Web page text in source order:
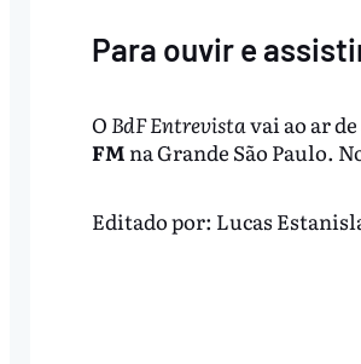
Para ouvir e
O BdF Entrevistavai ao ar
FM na Grande São Paulo.
Editado por: Lucas